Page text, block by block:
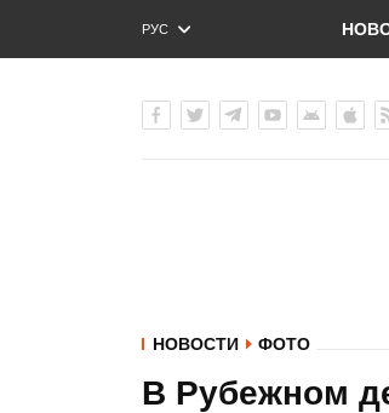
РУС
ENG
НОВОСТИ ФОТО
В Рубежном